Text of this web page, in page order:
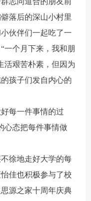
落后的深山小村里
伙伴们一起吃了一
一个月下来，我和朋
活艰苦朴素，但因为
孩子们发自内心的
每一件事情的过
心态把每件事情做
徐地走好大学的每
佳也积极参与了校
源之家十周年庆典